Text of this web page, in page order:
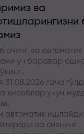
ва
очинг ва
уч баравар
31.08.2026 гача
ҳисоблар учун
автоматик
ва сизнинг